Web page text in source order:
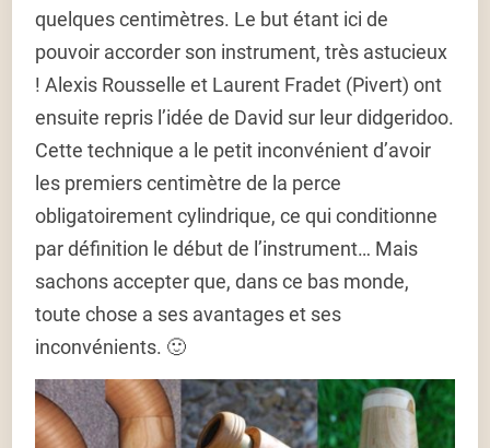
quelques centimètres. Le but étant ici de
pouvoir accorder son instrument, très astucieux
! Alexis Rousselle et Laurent Fradet (Pivert) ont
ensuite repris l’idée de David sur leur didgeridoo.
Cette technique a le petit inconvénient d’avoir
les premiers centimètre de la perce
obligatoirement cylindrique, ce qui conditionne
par définition le début de l’instrument… Mais
sachons accepter que, dans ce bas monde,
toute chose a ses avantages et ses
inconvénients. 🙂